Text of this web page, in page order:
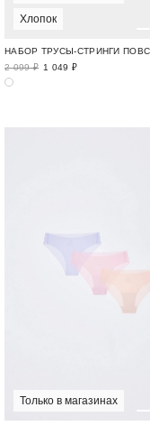
Хлопок
2 099 ₽ 1 049 ₽
Только в магазинах